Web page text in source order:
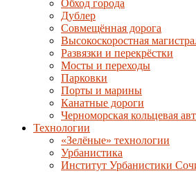
Обход города
Дублер
Совмещённая дорога
Высокоскоростная
Развязки и перекрёстки
Мосты и переходы
Парковки
Порты и марины
Канатные дороги
Черноморская кольцевая
Технологии
«Зелёные» технологии
Урбанистика
Институт Урбанистики